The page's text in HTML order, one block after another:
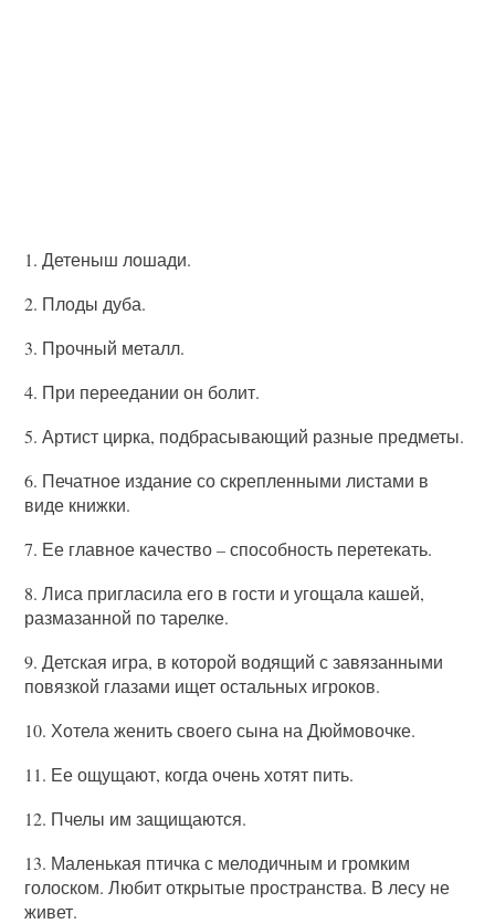
1. Детеныш лошади.
2. Плоды дуба.
3. Прочный металл.
4. При переедании он болит.
5. Артист цирка, подбрасывающий разные предметы.
6. Печатное издание со скрепленными листами в
виде книжки.
7. Ее главное качество – способность перетекать.
8. Лиса пригласила его в гости и угощала кашей,
размазанной по тарелке.
9. Детская игра, в которой водящий с завязанными
повязкой глазами ищет остальных игроков.
10. Хотела женить своего сына на Дюймовочке.
11. Ее ощущают, когда очень хотят пить.
12. Пчелы им защищаются.
13. Маленькая птичка с мелодичным и громким
голоском. Любит открытые пространства. В лесу не
живет.